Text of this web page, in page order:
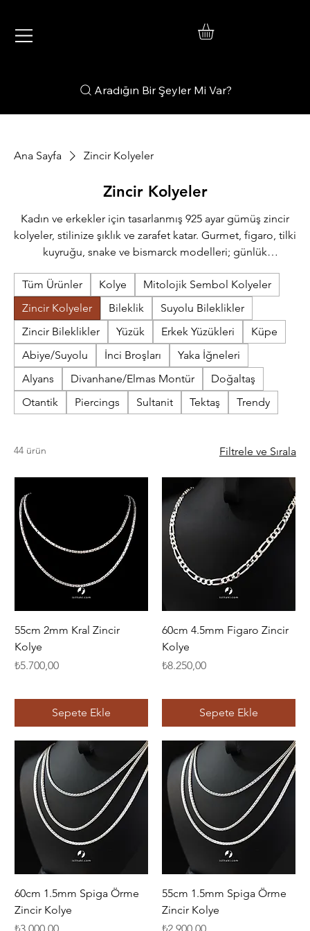
TAKI
Ana Sayfa Zincir Kolyeler
Zincir Kolyeler
Kadın ve erkekler için tasarlanmış 925 ayar gümüş zincir
kolyeler, stilinize şıklık ve zarafet katar. Gurmet, figaro, tilki
kuyruğu, snake ve bismarck modelleri; günlük
dikkat çekici bir görünüm sunar. Işıl Takı’nın kaliteli
işçilikle hazırladığı zincir koleksiyonu, uzun ömürlü
kullanım ve dayanıklı tasarımıyla hem kendiniz hem de
sevdikleriniz için anlamlı bir hediye seçeneği oluşturur.
Tüm Ürünler Kolye
Mitolojik Sembol Kolyeler
Zincir Kolyeler
Bileklik
Suyolu Bileklikler
Zincir Bileklikler
Yüzük Erkek Yüzükleri
Küpe
Abiye/Suyolu
İnci Broşları
Yaka İğneleri
Alyans
Divanhane/Elmas Montür
Doğaltaş
Otantik
Piercings Sultanit Tektaş Trendy
44 ürün Filtrele ve Sırala
55cm 2mm Kral Zincir
Kolye
Fiyat
₺5.700,00
Sepete Ekle
60cm 4.5mm Figaro Zincir
Kolye
Fiyat
₺8.250,00
Sepete Ekle
60cm 1.5mm Spiga Örme
Zincir Kolye
Fiyat
₺3.000,00
55cm 1.5mm Spiga Örme
Zincir Kolye
Fiyat
₺2.900,00
Aradığın Bir Şeyler Mi Var?